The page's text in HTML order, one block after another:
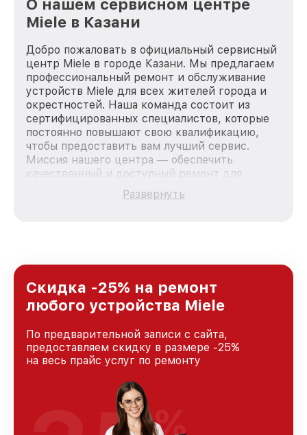
О нашем сервисном центре
Miele в Казани
Добро пожаловать в официальный сервисный
центр Miele в городе Казани. Мы предлагаем
профессиональный ремонт и обслуживание
устройств Miele для всех жителей города и
окрестностей. Наша команда состоит из
сертифицированных специалистов, которые
постоянно повышают свою квалификацию,
чтобы предоставить вам лучший сервис.
Миссия нашего центра — обеспечить
качественный и доступный ремонт для
каждого пользователя продукции Miele, вне
зависимости от сложности поломки. Мы
и лояльности наших клиентов.
Развернуть
Скидка -25% на ремонт
любого устройства Miele
По предварительной записи с сайта,
предоставляем скидку в размере -25%
на весь прайс услуг по ремонту
%